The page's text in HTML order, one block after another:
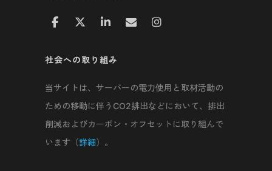
社会への取り組み
当サイトは、サーバーの電力使用と取材活動の
ための移動に伴うCO2排出などにおいて、排出
削減およびカーボン・オフセットに取り組んで
います（詳細）。